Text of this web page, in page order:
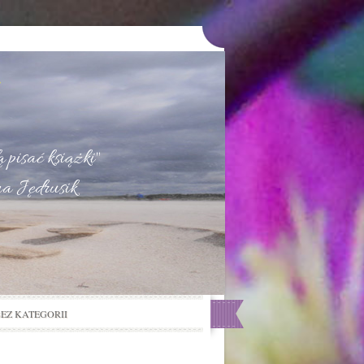
pisać książki"
Jędrusik
KATEGORII